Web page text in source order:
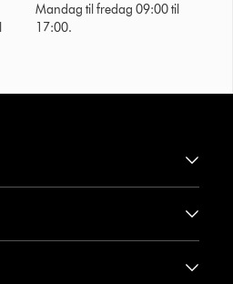
Mandag til fredag 09:00 til
17:00.